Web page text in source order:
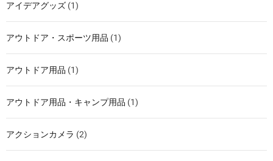
アイデアグッズ (1)
アウトドア・スポーツ用品 (1)
アウトドア用品 (1)
アウトドア用品・キャンプ用品 (1)
アクションカメラ (2)